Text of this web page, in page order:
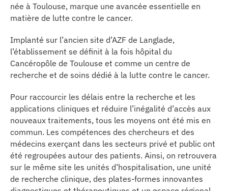
née à Toulouse, marque une avancée essentielle en
matière de lutte contre le cancer.
Implanté sur l’ancien site d’AZF de Langlade,
l’établissement se définit à la fois hôpital du
Cancéropôle de Toulouse et comme un centre de
recherche et de soins dédié à la lutte contre le cancer.
Pour raccourcir les délais entre la recherche et les
applications cliniques et réduire l’inégalité d’accès aux
nouveaux traitements, tous les moyens ont été mis en
commun. Les compétences des chercheurs et des
médecins exerçant dans les secteurs privé et public ont
été regroupées autour des patients. Ainsi, on retrouvera
sur le même site les unités d’hospitalisation, une unité
de recherche clinique, des plates-formes innovantes